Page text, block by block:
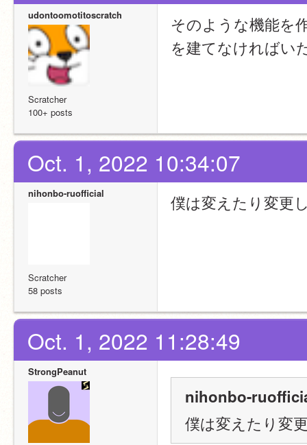
udontoomotitoscratch
Scratcher
100+ posts
そのような機能を
を建てなければい
Oct. 1, 2022 10:34:07
nihonbo-ruofficial
Scratcher
58 posts
僕は変えたり変更
Oct. 1, 2022 11:28:49
StrongPeanut
nihonbo-
僕は変えたり変